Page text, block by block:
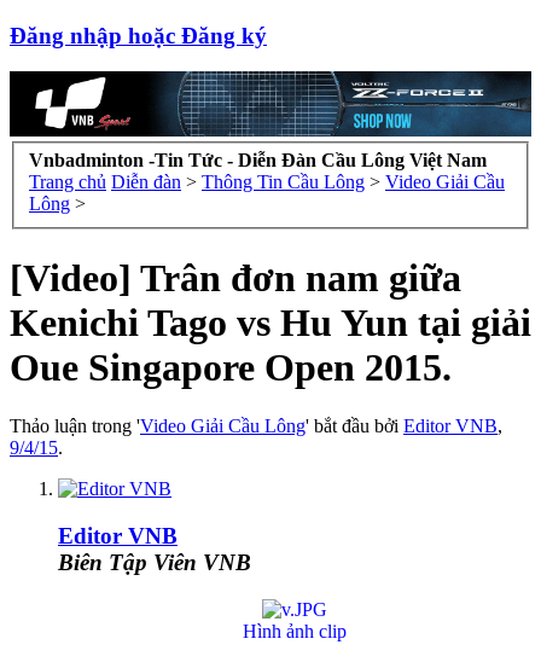
Đăng nhập hoặc Đăng ký
Vnbadminton -Tin Tức - Diễn Đàn Cầu Lông Việt Nam
Trang chủ Diễn đàn > Thông Tin Cầu Lông > Video Giải Cầu
Lông >
[Video] Trân đơn nam giữa
Kenichi Tago vs Hu Yun tại giải
Oue Singapore Open 2015.
Thảo luận trong 'Video Giải Cầu Lông' bắt đầu bởi Editor VNB,
9/4/15.
Editor VNB
Biên Tập Viên VNB
Hình ảnh clip